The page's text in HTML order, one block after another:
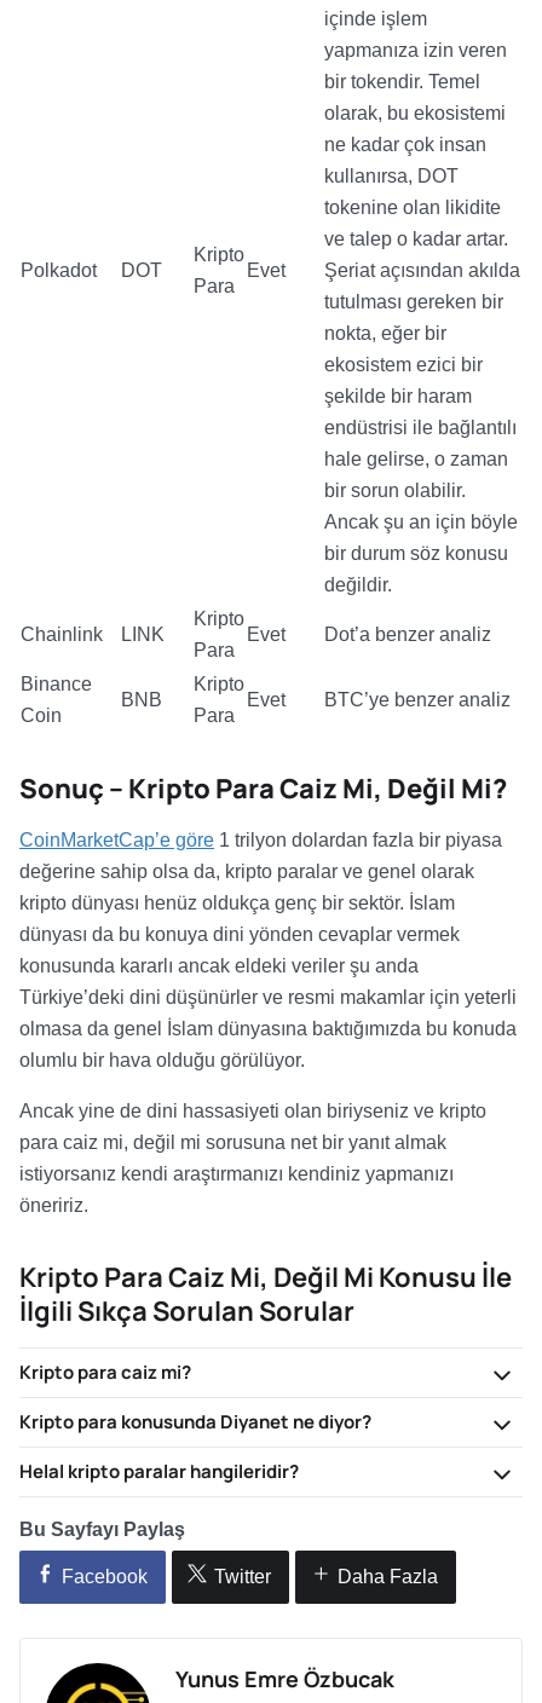
Polkadot DOT
Kripto
Para
Evet
içinde işlem
yapmanıza izin veren
bir tokendir. Temel
olarak, bu ekosistemi
ne kadar çok insan
kullanırsa, DOT
tokenine olan likidite
ve talep o kadar artar.
Şeriat açısından akılda
tutulması gereken bir
nokta, eğer bir
ekosistem ezici bir
şekilde bir haram
endüstrisi ile bağlantılı
hale gelirse, o zaman
bir sorun olabilir.
Ancak şu an için böyle
bir durum söz konusu
değildir.
Chainlink LINK
Kripto
Para
Evet Dot’a benzer analiz
Binance
Coin
BNB
Kripto
Para
Evet BTC’ye benzer analiz
Sonuç – Kripto Para Caiz Mi, Değil Mi?
CoinMarketCap’e göre 1 trilyon dolardan fazla bir piyasa
değerine sahip olsa da, kripto paralar ve genel olarak
kripto dünyası henüz oldukça genç bir sektör. İslam
dünyası da bu konuya dini yönden cevaplar vermek
konusunda kararlı ancak eldeki veriler şu anda
Türkiye’deki dini düşünürler ve resmi makamlar için yeterli
olmasa da genel İslam dünyasına baktığımızda bu konuda
olumlu bir hava olduğu görülüyor.
Ancak yine de dini hassasiyeti olan biriyseniz ve kripto
para caiz mi, değil mi sorusuna net bir yanıt almak
istiyorsanız kendi araştırmanızı kendiniz yapmanızı
öneririz.
Kripto Para Caiz Mi, Değil Mi Konusu İle
İlgili Sıkça Sorulan Sorular
Kripto para caiz mi?
Kripto para konusunda Diyanet ne diyor?
Helal kripto paralar hangileridir?
Bu Sayfayı Paylaş
Facebook Twitter Daha Fazla
Yunus Emre Özbucak